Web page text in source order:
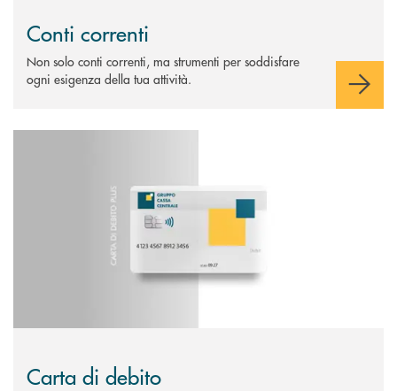
Conti correnti
Non solo conti correnti, ma strumenti per soddisfare
ogni esigenza della tua attività.
Carta di debito